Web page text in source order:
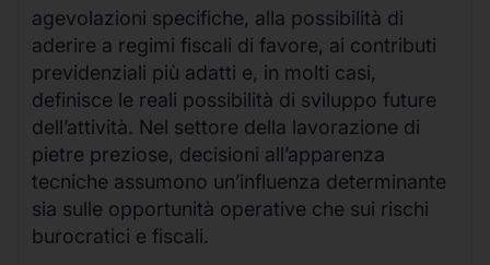
agevolazioni specifiche, alla possibilità di
aderire a regimi fiscali di favore, ai contributi
previdenziali più adatti e, in molti casi,
definisce le reali possibilità di sviluppo future
dell’attività. Nel settore della lavorazione di
pietre preziose, decisioni all’apparenza
tecniche assumono un’influenza determinante
sia sulle opportunità operative che sui rischi
burocratici e fiscali.